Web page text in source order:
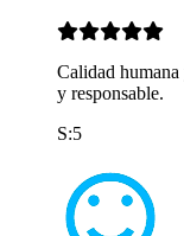
Calidad
y responsable.
S:5